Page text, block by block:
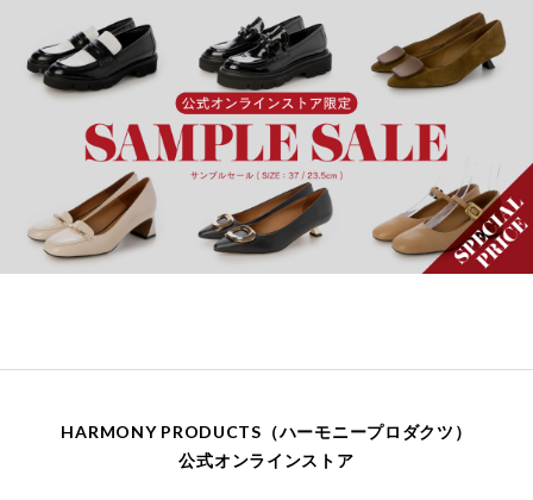
HARMONY PRODUCTS（ハーモニープロダクツ）
公式オンラインストア